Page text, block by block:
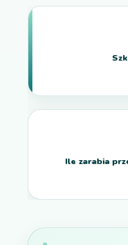
Ile zarabia